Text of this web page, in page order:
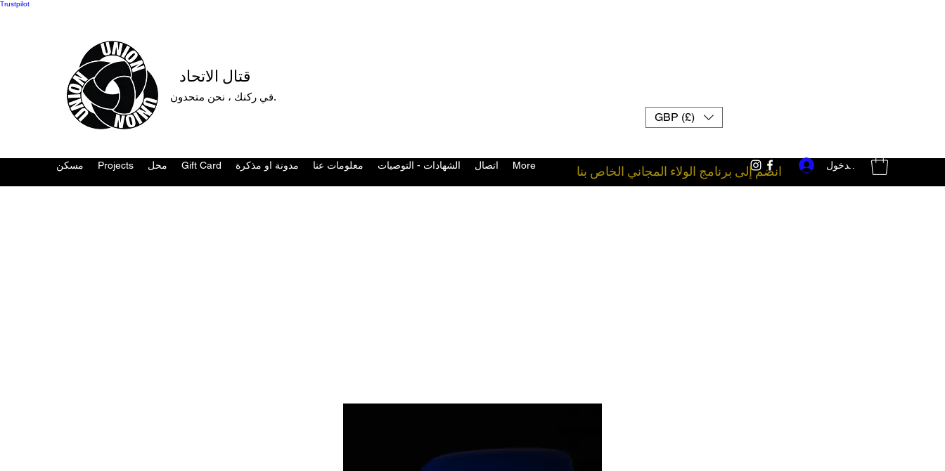
Trustpilot
قتال الاتحاد
في ركنك ، نحن متحدون.
GBP (£)
مسكن Projects محل Gift Card مدونة او مذكرة معلومات عنا الشهادات - التوصيات اتصال More تسجيل الدخول انضم إلى برنامج الولاء المجاني الخاص بنا